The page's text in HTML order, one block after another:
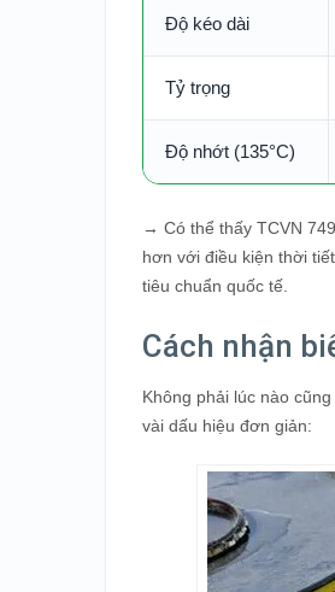
Độ kéo dài
Tỷ trọng
Độ nhớt (135°C)
→ Có thể thấy TCVN
hơn với điều kiện thời
tiêu chuẩn quốc tế.
Cách nhận
Không phải lúc nào
vài dấu hiệu đơn giản: